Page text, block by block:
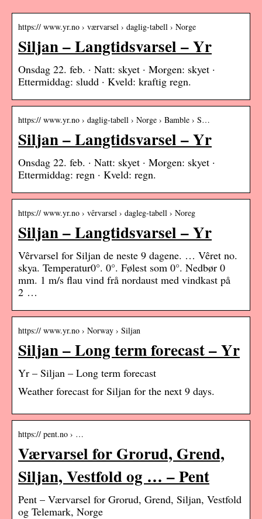
https:// www.yr.no › værvarsel › daglig-tabell › Norge
Siljan – Langtidsvarsel – Yr
Onsdag 22. feb. · Natt: skyet · Morgen: skyet ·
Ettermiddag: sludd · Kveld: kraftig regn.
https:// www.yr.no › daglig-tabell › Norge › Bamble › S…
Siljan – Langtidsvarsel – Yr
Onsdag 22. feb. · Natt: skyet · Morgen: skyet ·
Ettermiddag: regn · Kveld: regn.
https:// www.yr.no › vêrvarsel › dagleg-tabell › Noreg
Siljan – Langtidsvarsel – Yr
Vêrvarsel for Siljan de neste 9 dagene. … Vêret no.
skya. Temperatur0°. 0°. Følest som 0°. Nedbør 0
mm. 1 m/s flau vind frå nordaust med vindkast på
2 …
https:// www.yr.no › Norway › Siljan
Siljan – Long term forecast – Yr
Yr – Siljan – Long term forecast
Weather forecast for Siljan for the next 9 days.
https:// pent.no › …
Værvarsel for Grorud, Grend,
Siljan, Vestfold og … – Pent
Pent – Værvarsel for Grorud, Grend, Siljan, Vestfold
og Telemark, Norge